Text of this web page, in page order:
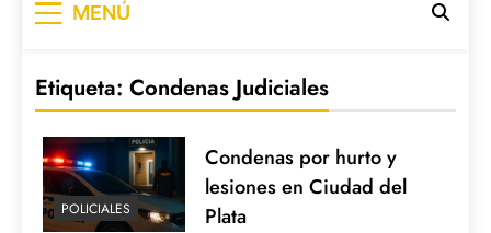
publicamos todo el contenido e informacion
MENÚ
Etiqueta: Condenas Judiciales
POLICIALES
Condenas por hurto y
lesiones en Ciudad del
Plata